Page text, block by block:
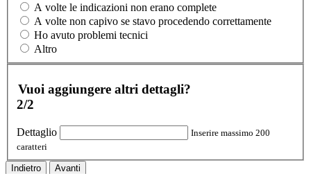
A volte le indicazioni non erano complete
A volte non capivo se stavo procedendo correttamente
Ho avuto problemi tecnici
Altro
Vuoi aggiungere altri dettagli?
2/2
Dettaglio
Inserire massimo 200
caratteri
Indietro Avanti